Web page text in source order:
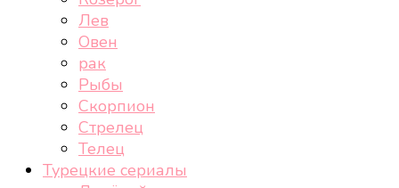
Лев
Овен
рак
Рыбы
Скорпион
Стрелец
Телец
Турецкие сериалы